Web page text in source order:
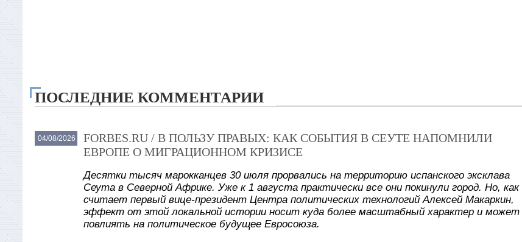
ПОСЛЕДНИЕ КОММЕНТАРИИ
04/08/2026
FORBES.RU / В ПОЛЬЗУ ПРАВЫХ: КАК СОБЫТИЯ В СЕУТЕ НАПОМНИЛИ
ЕВРОПЕ О МИГРАЦИОННОМ КРИЗИСЕ
Десятки тысяч марокканцев 30 июля прорвались на территорию испанского эксклава
Сеута в Северной Африке. Уже к 1 августа практически все они покинули город. Но, как
считает первый вице-президент Центра политических технологий Алексей Макаркин,
эффект от этой локальной истории носит куда более масштабный характер и может
повлиять на политическое будущее Евросоюза.